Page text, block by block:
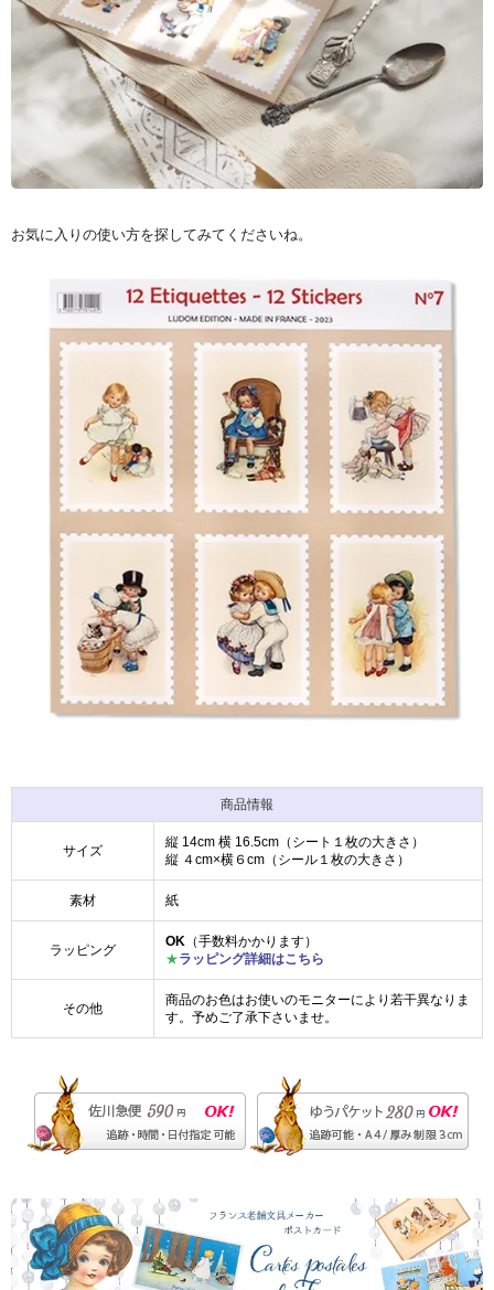
お気に入りの使い方を探してみてくださいね。
商品情報
サイズ
縦 14cm 横 16.5cm（シート１枚の大きさ）
縦 ４cm×横６cm（シール１枚の大きさ）
素材 紙
ラッピング
OK （手数料かかります）
★ラッピング詳細はこちら
その他
商品のお色はお使いのモニターにより若干異なりま
す。予めご了承下さいませ。